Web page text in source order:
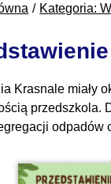
Kategoria:
Krasnale miały
przedszkola.
odpadów